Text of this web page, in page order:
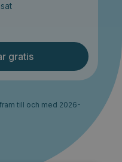
gratis
till och med 2026-